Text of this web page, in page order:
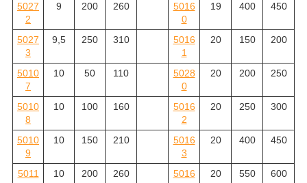
5027
2
9 200 260
5016
0
19 400 450
5027
3
9,5 250 310
5016
1
20 150 200
5010
7
10 50 110
5028
0
20 200 250
5010
8
10 100 160
5016
2
20 250 300
5010
9
10 150 210
5016
3
20 400 450
5011
10 200 260
5016
20 550 600